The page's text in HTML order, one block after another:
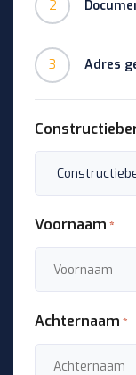
2
3 Adres
Voornaam *
Achternaam *